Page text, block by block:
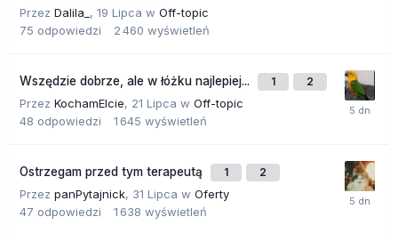
Przez Dalila_ , 19 Lipca w Off-topic
75 odpowiedzi 2 460 wyświetleń
Wszędzie dobrze, ale w łóżku najlepiej... 1 2
Przez KochamElcie, 21 Lipca w Off-topic
48 odpowiedzi 1 645 wyświetleń
Ostrzegam przed tym terapeutą 1 2
Przez panPytajnick, 31 Lipca w Oferty
47 odpowiedzi 1 638 wyświetleń